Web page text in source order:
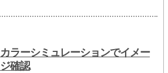
カラーシミュレーションでイメー
ジ確認